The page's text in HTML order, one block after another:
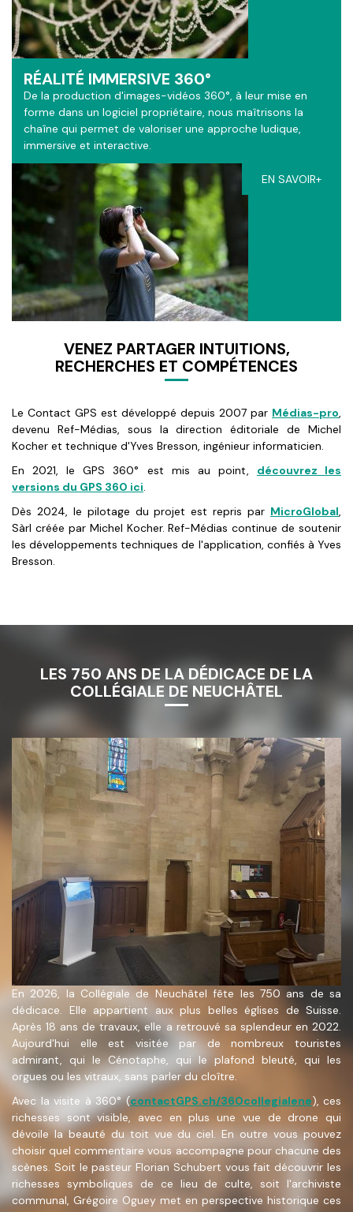
RÉALITÉ IMMERSIVE 360°
De la production d'images-vidéos 360°, à leur mise en
forme dans un logiciel propriétaire, nous maîtrisons la
chaîne qui permet de valoriser une approche ludique,
immersive et interactive.
EN SAVOIR+
VENEZ PARTAGER INTUITIONS,
RECHERCHES ET COMPÉTENCES
Le Contact GPS est développé depuis 2007 par Médias-pro,
devenu Ref-Médias, sous la direction éditoriale de Michel
Kocher et technique d'Yves Bresson, ingénieur informaticien.
En 2021, le GPS 360° est mis au point, découvrez les
versions du GPS 360 ici.
Dès 2024, le pilotage du projet est repris par MicroGlobal,
Sàrl créée par Michel Kocher. Ref-Médias continue de soutenir
les développements techniques de l'application, confiés à Yves
Bresson.
LES 750 ANS DE LA DÉDICACE DE LA
COLLÉGIALE DE NEUCHÂTEL
En 2026, la Collégiale de Neuchâtel fête les 750 ans de sa
dédicace. Elle appartient aux plus belles églises de Suisse.
Après 18 ans de travaux, elle a retrouvé sa splendeur en 2022.
Aujourd'hui elle est visitée par de nombreux touristes
admirant, qui le Cénotaphe, qui le plafond bleuté, qui les
orgues ou les vitraux, sans parler du cloître.
Avec la visite à 360° (contactGPS.ch/360collegialene), ces
richesses sont visible, avec en plus une vue de drone qui
dévoile la beauté du toit vue du ciel. En outre vous pouvez
choisir quel commentaire vous accompagne pour chacune des
scènes. Soit le pasteur Florian Schubert vous fait découvrir les
richesses symboliques de ce lieu de culte, soit l'archiviste
communal, Grégoire Oguey met en perspective historique ces